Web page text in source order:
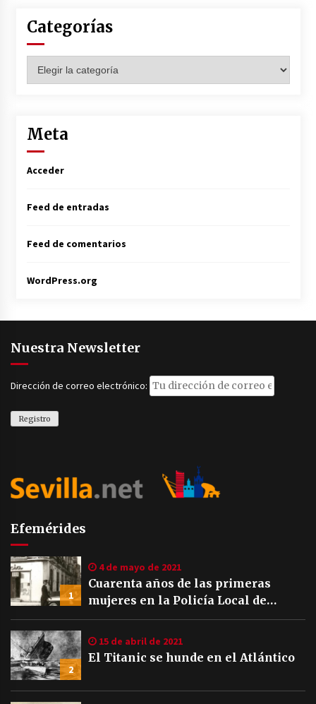
Categorías
Meta
Acceder
Feed de entradas
Feed de comentarios
WordPress.org
Nuestra Newsletter
Dirección de correo electrónico:
Efemérides
1
4 de mayo de 2021
Cuarenta años de las primeras
mujeres en la Policía Local de
Sevilla
2
15 de abril de 2021
El Titanic se hunde en el Atlántico